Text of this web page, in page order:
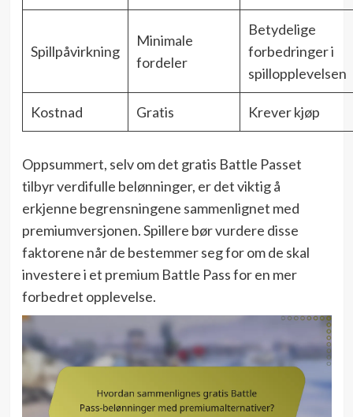
Spillpåvirkning
Minimale
fordeler
Betydelige
forbedringer i
spillopplevelsen
Kostnad Gratis Krever kjøp
Oppsummert, selv om det gratis Battle Passet
tilbyr verdifulle belønninger, er det viktig å
erkjenne begrensningene sammenlignet med
premiumversjonen. Spillere bør vurdere disse
faktorene når de bestemmer seg for om de skal
investere i et premium Battle Pass for en mer
forbedret opplevelse.